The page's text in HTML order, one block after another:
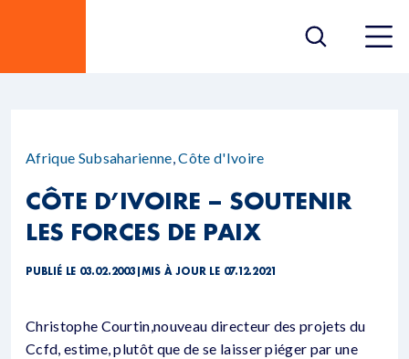
Afrique Subsaharienne,Côte d'Ivoire
CÔTE D’IVOIRE – SOUTENIR
LES FORCES DE PAIX
PUBLIÉ LE 03.02.2003 MIS À JOUR LE 07.12.2021
Christophe Courtin,nouveau directeur des projets du
Ccfd, estime, plutôt que de se laisser piéger par une